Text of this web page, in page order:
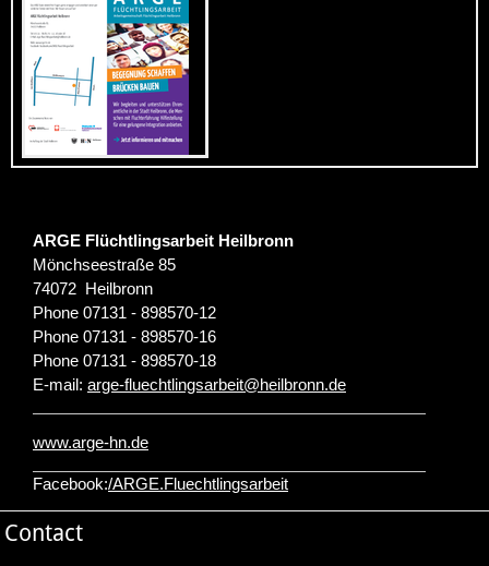
ARGE Flüchtlingsarbeit Heilbronn
Mönchseestraße 85
74072 Heilbronn
Phone 07131 - 898570-12
Phone 07131 - 898570-16
Phone 07131 - 898570-18
E-mail: arge-fluechtlingsarbeit@heilbronn.de
www.arge-hn.de
Facebook:/ARGE.Fluechtlingsarbeit
Contact